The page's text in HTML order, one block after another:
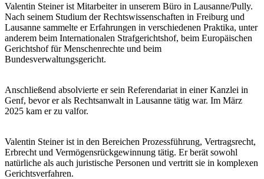
Valentin Steiner ist Mitarbeiter in unserem Büro in Lausanne/Pully.
Nach seinem Studium der Rechtswissenschaften in Freiburg und
Lausanne sammelte er Erfahrungen in verschiedenen Praktika, unter
anderem beim Internationalen Strafgerichtshof, beim Europäischen
Gerichtshof für Menschenrechte und beim
Bundesverwaltungsgericht.
Anschließend absolvierte er sein Referendariat in einer Kanzlei in
Genf, bevor er als Rechtsanwalt in Lausanne tätig war. Im März
2025 kam er zu valfor.
Valentin Steiner ist in den Bereichen Prozessführung, Vertragsrecht,
Erbrecht und Vermögensrückgewinnung tätig. Er berät sowohl
natürliche als auch juristische Personen und vertritt sie in komplexen
Gerichtsverfahren.